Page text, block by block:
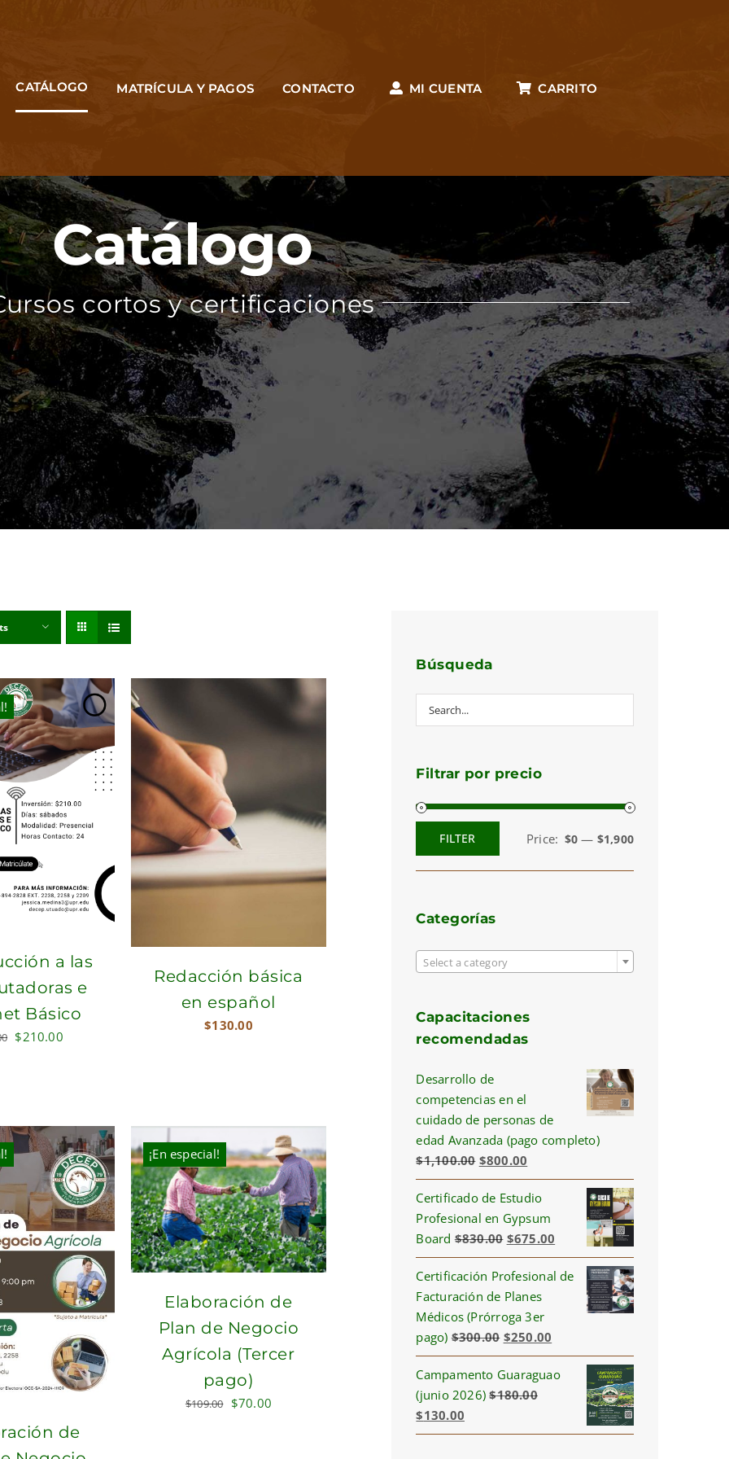
CATÁLOGO MATRÍCULA Y PAGOS CONTACTO MI CUENTA CARRITO
Catálogo
cortos y certificaciones
a las
e
Básico
Original
$210.00Current
Redacción básica
en español
$130.00
de
¡En especial!
Elaboración de
Plan de Negocio
Agrícola (Tercer
pago)
$109.00 Original
$70.00
Búsqueda
Filtrar por precio
price
price
FILTER Price: $0— $1,900
Categorías
Select a category
Capacitaciones
recomendadas
Desarrollo de
competencias en el
cuidado de personas de
edad Avanzada (pago completo)
$1,100.00 Original
price
was:
$1,100.00.
$800.00
price
is:
$800.00.
Certificado de Estudio
Profesional en Gypsum
Board $830.00 Original
price
was:
$830.00.
$675.00 Current
price
is:
$675.00.
Certificación Profesional de
Facturación de Planes
Médicos (Prórroga 3er
pago) $300.00 Original
price
was:
$300.00.
$250.00
price
is:
$250.00.
Campamento Guaraguao
(junio 2026) $180.00
Original
price
$130.00
price